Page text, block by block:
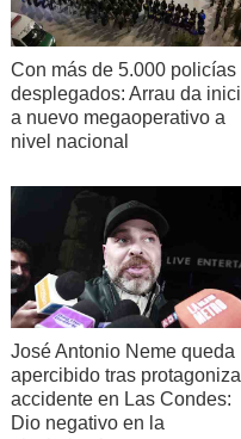
Con más de 5.000 policías
desplegados: Arrau da
a nuevo megaoperativo a
nivel nacional
José Antonio Neme queda
apercibido tras
accidente en Las Condes:
Dio negativo en la